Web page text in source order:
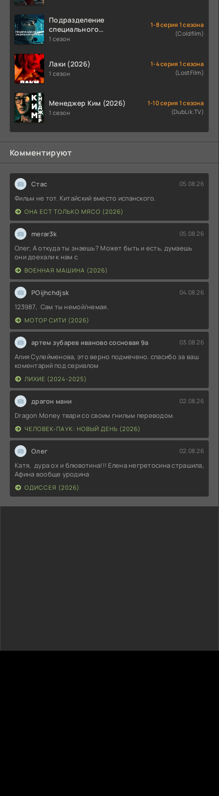
Подразделение
специального
назначения (2026)
1 сезон
1-8 серия 1 сезона
(Coldfilm)
Лаки (2026)
1 сезон
1-4 серия 1 сезона
(LostFilm)
Менеджер Ким (2026)
1 сезон
1-10 серия 1 сезона
(DubLik.TV)
Комментируют
Стас 05.08.26
Фильм не тот. Китайский вместо испанского.
ОНА ЕСТ ТОЛЬКО МЯСО (2026)
merar3k 05.08.26
Олег, А откуда ты знаешь? Может быть и есть, думаешь
они доехали к нам с
ВОЕННАЯ МАШИНА (2026)
POijhchdjsk 04.08.26
123987, Сам ты немой/немая.
МОТОР СИТИ (2026)
артем зубарев иваново сосновая 9а 03.08.26
Алия Сулейменова, это верно подмечено. спасибо за ваш
коментарий под сериалом
ЛИХИЕ (2024-2025)
драгон мани 02.08.26
Dragon Money твари со своим гнилым переводом.
ЧЕЛОВЕК-ПАУК: НОВЫЙ ДЕНЬ (2026)
Олег 02.08.26
Катя, дура ох и блювотина!!! Елена негретосина страшила,
Афина вообще уродина
ОДИССЕЯ (2026)